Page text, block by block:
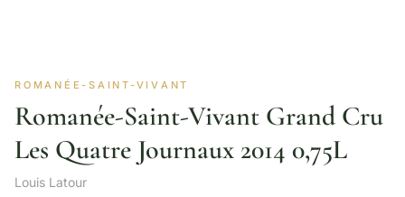
ROMANÉE-SAINT-VIVANT
Romanée-Saint-Vivant Grand Cru
Les Quatre Journaux 2014 0,75L
Louis Latour